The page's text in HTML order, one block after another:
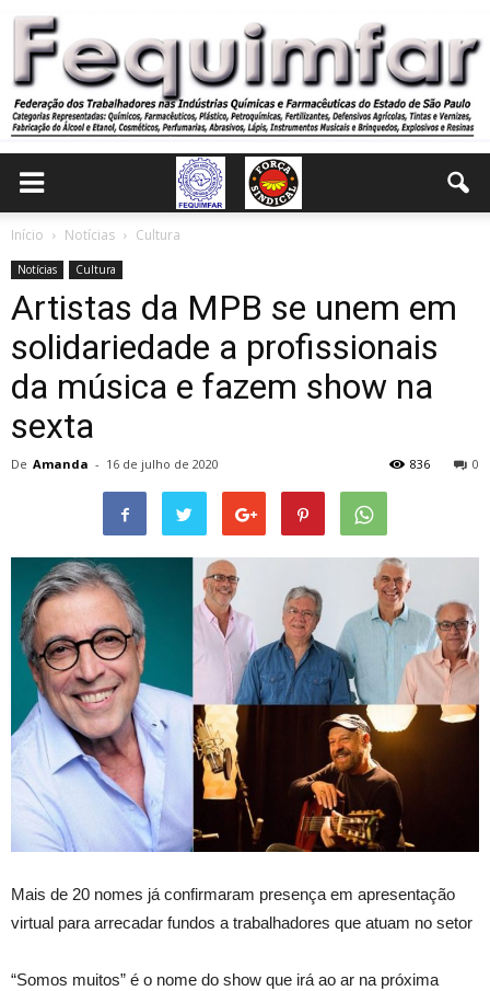
Início Notícias Cultura
Notícias Cultura
Artistas da MPB se unem em
solidariedade a profissionais
da música e fazem show na
sexta
De Amanda - 16 de julho de 2020 0
836
Mais de 20 nomes já confirmaram presença em apresentação
virtual para arrecadar fundos a trabalhadores que atuam no setor
“Somos muitos” é o nome do show que irá ao ar na próxima